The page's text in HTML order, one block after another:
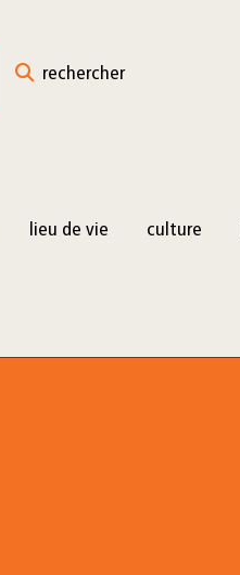
rechercher
lieu de vie culture